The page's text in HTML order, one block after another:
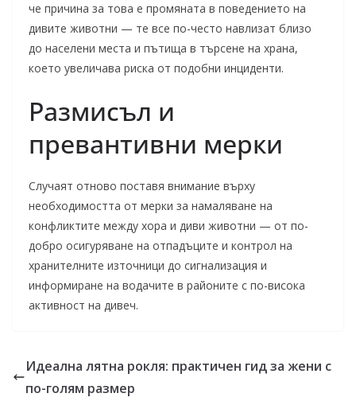
че причина за това е промяната в поведението на
дивите животни — те все по-често навлизат близо
до населени места и пътища в търсене на храна,
което увеличава риска от подобни инциденти.
Размисъл и
превантивни мерки
Случаят отново поставя внимание върху
необходимостта от мерки за намаляване на
конфликтите между хора и диви животни — от по-
добро осигуряване на отпадъците и контрол на
хранителните източници до сигнализация и
информиране на водачите в районите с по-висока
активност на дивеч.
Идеална лятна рокля: практичен гид за жени с
по-голям размер